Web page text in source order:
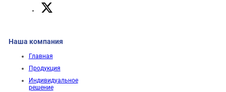
Наша компания
Главная
Продукция
Индивидуальное
решение